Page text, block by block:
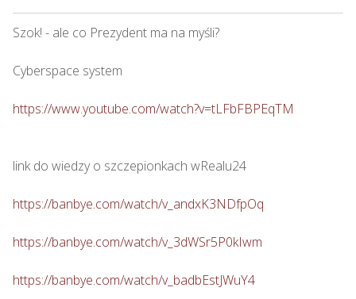
Szok! - ale co Prezydent ma na myśli?
Cyberspace system
https://www.youtube.com/watch?v=tLFbFBPEqTM
link do wiedzy o szczepionkach wRealu24
https://banbye.com/watch/v_andxK3NDfpOq
https://banbye.com/watch/v_3dWSr5P0kIwm
https://banbye.com/watch/v_badbEstJWuY4